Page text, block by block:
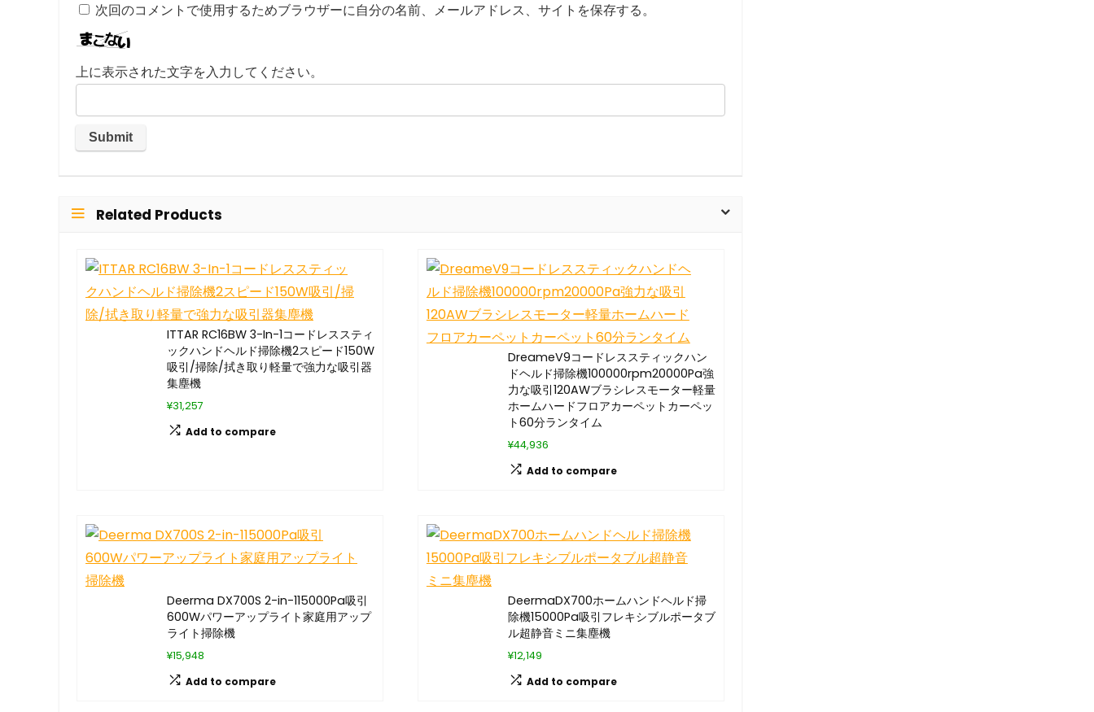
次回のコメントで使用するためブラウザーに自分の名前、メールアドレス、サイトを保存する。
上に表示された文字を入力してください。
Related Products
ITTAR RC16BW 3-In-1コードレススティ
ックハンドヘルド掃除機2スピード150W
吸引/掃除/拭き取り軽量で強力な吸引器
集塵機
¥31,257
Add to compare
DreameV9コードレススティックハン
ドヘルド掃除機100000rpm20000Pa強
力な吸引120AWブラシレスモーター軽量
ホームハードフロアカーペットカーペッ
ト60分ランタイム
¥44,936
Add to compare
Deerma DX700S 2-in-115000Pa吸引
600Wパワーアップライト家庭用アップ
ライト掃除機
¥15,948
Add to compare
DeermaDX700ホームハンドヘルド掃
除機15000Pa吸引フレキシブルポータブ
ル超静音ミニ集塵機
¥12,149
Add to compare